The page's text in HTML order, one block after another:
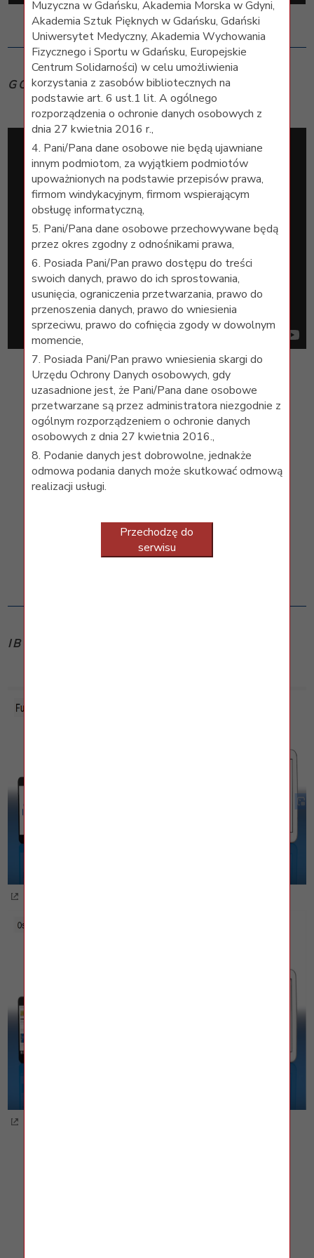
GOOGLE SCHOLAR
Konfiguracja Google Scholar
IBUK LIBRA
Muzyczna w Gdańsku, Akademia Morska w Gdyni,
Akademia Sztuk Pięknych w Gdańsku, Gdański
Uniwersytet Medyczny, Akademia Wychowania
Fizycznego i Sportu w Gdańsku, Europejskie
Centrum Solidarności) w celu umożliwienia
korzystania z zasobów bibliotecznych na
podstawie art. 6 ust.1 lit. A ogólnego
rozporządzenia o ochronie danych osobowych z
dnia 27 kwietnia 2016 r.,
4. Pani/Pana dane osobowe nie będą ujawniane
innym podmiotom, za wyjątkiem podmiotów
upoważnionych na podstawie przepisów prawa,
firmom windykacyjnym, firmom wspierającym
obsługę informatyczną,
5. Pani/Pana dane osobowe przechowywane będą
przez okres zgodny z odnośnikami prawa,
6. Posiada Pani/Pan prawo dostępu do treści
swoich danych, prawo do ich sprostowania,
usunięcia, ograniczenia przetwarzania, prawo do
przenoszenia danych, prawo do wniesienia
sprzeciwu, prawo do cofnięcia zgody w dowolnym
momencie,
7. Posiada Pani/Pan prawo wniesienia skargi do
Urzędu Ochrony Danych osobowych, gdy
uzasadnione jest, że Pani/Pana dane osobowe
przetwarzane są przez administratora niezgodnie z
ogólnym rozporządzeniem o ochronie danych
osobowych z dnia 27 kwietnia 2016.,
8. Podanie danych jest dobrowolne, jednakże
odmowa podania danych może skutkować odmową
realizacji usługi.
Przechodzę do
serwisu